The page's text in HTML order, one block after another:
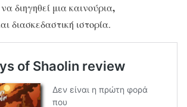
διηγηθεί μια καινούρια,
διασκεδαστική ιστορία.